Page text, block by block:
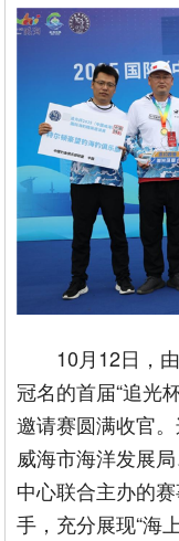
10月12日，
冠名的首届“追光
邀请赛圆满收官
威海市海洋发展
中心联合主办的
手，充分展现“海